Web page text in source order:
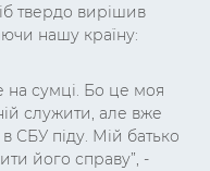
твердо вирішив
нашу країну:
на сумці. Бо це моя
служити, але вже
СБУ піду. Мій батько
його справу”, -